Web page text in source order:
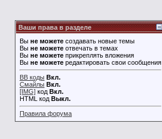
Ваши права в разделе
Вы не можете создавать новые темы
Вы не можете отвечать в темах
Вы не можете прикреплять вложения
Вы не можете редактировать свои сообщения
BB коды Вкл.
Смайлы Вкл.
[IMG] код Вкл.
HTML код Выкл.
Правила форума